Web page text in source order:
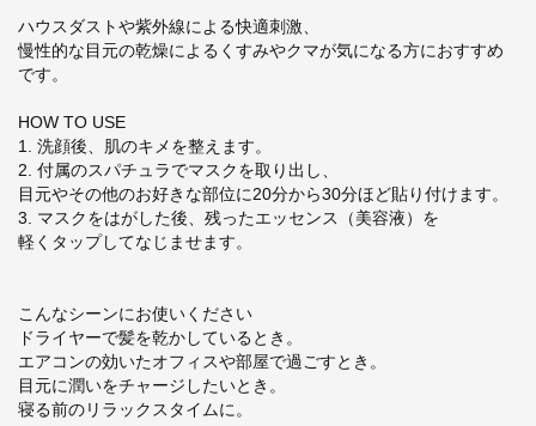
ハウスダストや紫外線による快適刺激、
慢性的な目元の乾燥によるくすみやクマが気になる方におすすめ
です。
HOW TO USE
1. 洗顔後、肌のキメを整えます。
2. 付属のスパチュラでマスクを取り出し、
目元やその他のお好きな部位に20分から30分ほど貼り付けます。
3. マスクをはがした後、残ったエッセンス（美容液）を
軽くタップしてなじませます。
こんなシーンにお使いください
ドライヤーで髪を乾かしているとき。
エアコンの効いたオフィスや部屋で過ごすとき。
目元に潤いをチャージしたいとき。
寝る前のリラックスタイムに。